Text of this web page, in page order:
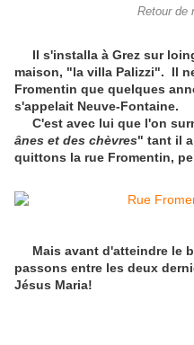
Retour de
Il s'installa à Grez sur
maison, "la villa Palizzi". Il
Fromentin que quelques
s'appelait Neuve-Fontaine.
C'est avec lui que l'on
ânes et des chèvres" tant il
quittons la rue Fromentin,
Mais avant d'atteindre le
passons entre les deux
Jésus Maria!